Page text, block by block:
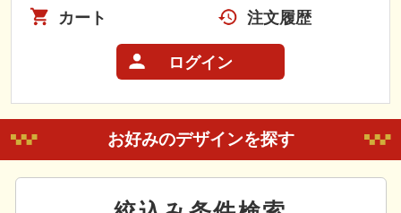
カート 注文履歴
ログイン
お好みのデザインを探す